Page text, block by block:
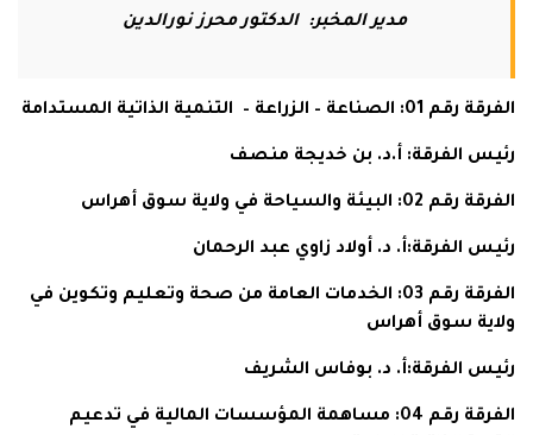
مدير المخبر: الدكتور محرز نورالدين
الفرقة رقم 01: الصناعة – الزراعة – التنمية الذاتية المستدامة
رئيس الفرقة: أ.د. بن خديجة منصف
الفرقة رقم 02: البيئة والسياحة في ولاية سوق أهراس
رئيس الفرقة:أ. د. أولاد زاوي عبد الرحمان
الفرقة رقم 03: الخدمات العامة من صحة وتعليم وتكوين في
ولاية سوق أهراس
رئيس الفرقة:أ. د. بوفاس الشريف
الفرقة رقم 04: مساهمة المؤسسات المالية في تدعيم